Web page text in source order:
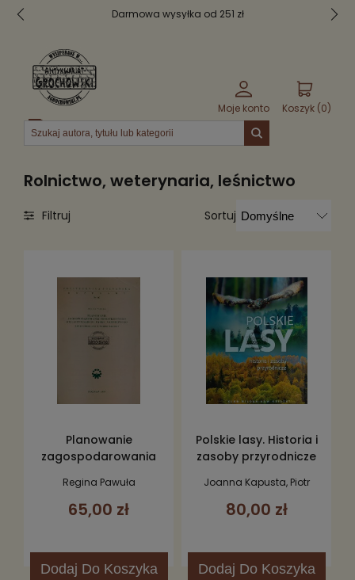
Darmowa wysyłka od 251 zł
Moje konto Koszyk (0)
Menu
Rolnictwo, weterynaria, leśnictwo
Sortuj
Filtruj
Planowanie
zagospodarowania
Wielkopolskiego Parku
Narodowego
Regina Pawuła
65,00 zł
Dodaj Do Koszyka
Polskie lasy. Historia i
zasoby przyrodnicze
Joanna Kapusta, Piotr
80,00 zł
Dodaj Do Koszyka